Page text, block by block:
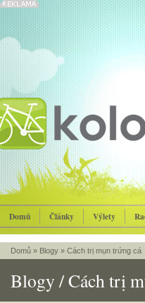
Domů Články Výlety
Domů » Blogy » Cách trị mụn trứng cá
Blogy / Cách trị